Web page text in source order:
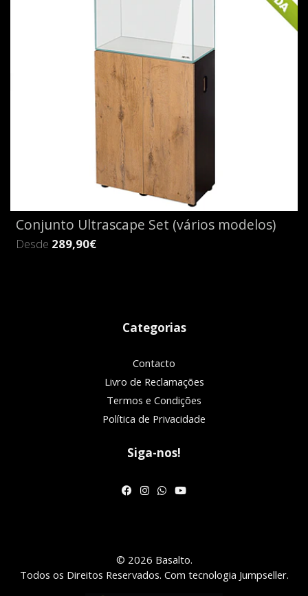
Conjunto Ultrascape Set (vários modelos)
Desde 289,90€
Categorias
Contacto
Livro de Reclamações
Termos e Condições
Política de Privacidade
Siga-nos!
© 2026 Basalto.
Todos os Direitos Reservados. Com tecnologia Jumpseller.